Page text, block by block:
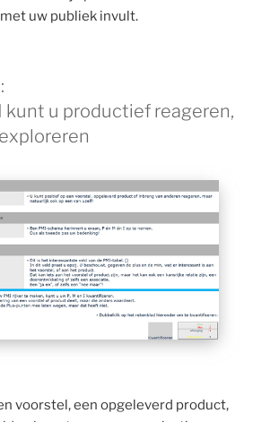
uw publiek invult.
kunt u productief reageren,
voorstel, een opgeleverd product,